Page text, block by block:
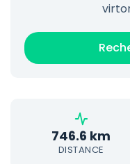
746.6 km
DISTANCE